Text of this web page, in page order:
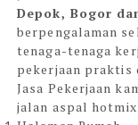
Depok, Bogor
berpengalaman
tenaga-tenaga
pekerjaan praktis
Jasa Pekerjaan
jalan aspal